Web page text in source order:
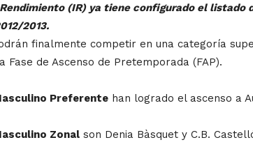
(IR) ya tiene configurado el
2013.
finalmente competir en una categoría
Fase de Ascenso de Pretemporada (FAP).
Preferentehan logrado el ascenso a
Zonalson Denia Bàsquet y C.B.